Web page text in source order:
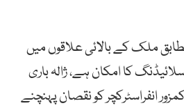
ملک کے بالائی علاقوں میں
سلائیڈنگ کا امکان ہے، ژالہ باری
انفراسٹرکچر کو نقصان پہنچنے